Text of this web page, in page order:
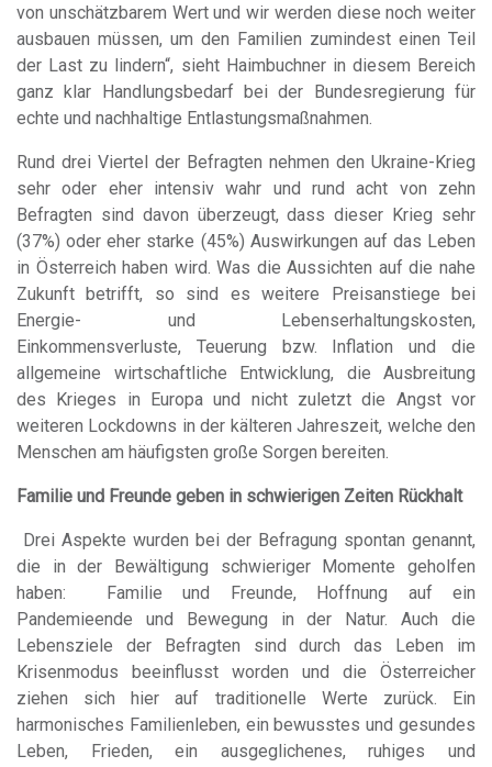
von unschätzbarem Wert und wir werden diese noch weiter
ausbauen müssen, um den Familien zumindest einen Teil
der Last zu lindern“, sieht Haimbuchner in diesem Bereich
ganz klar Handlungsbedarf bei der Bundesregierung für
echte und nachhaltige Entlastungsmaßnahmen.
Rund drei Viertel der Befragten nehmen den Ukraine-Krieg
sehr oder eher intensiv wahr und rund acht von zehn
Befragten sind davon überzeugt, dass dieser Krieg sehr
(37%) oder eher starke (45%) Auswirkungen auf das Leben
in Österreich haben wird. Was die Aussichten auf die nahe
Zukunft betrifft, so sind es weitere Preisanstiege bei
Energie- und Lebenserhaltungskosten,
Einkommensverluste, Teuerung bzw. Inflation und die
allgemeine wirtschaftliche Entwicklung, die Ausbreitung
des Krieges in Europa und nicht zuletzt die Angst vor
weiteren Lockdowns in der kälteren Jahreszeit, welche den
Menschen am häufigsten große Sorgen bereiten.
Familie und Freunde geben in schwierigen Zeiten Rückhalt
Drei Aspekte wurden bei der Befragung spontan genannt,
die in der Bewältigung schwieriger Momente geholfen
haben: Familie und Freunde, Hoffnung auf ein
Pandemieende und Bewegung in der Natur. Auch die
Lebensziele der Befragten sind durch das Leben im
Krisenmodus beeinflusst worden und die Österreicher
ziehen sich hier auf traditionelle Werte zurück. Ein
harmonisches Familienleben, ein bewusstes und gesundes
Leben, Frieden, ein ausgeglichenes, ruhiges und